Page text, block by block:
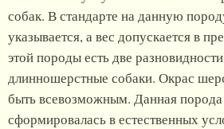
собак. В стандарте на данную
указывается, а вес допускается в
этой породы есть две
длинношерстные собаки. Окрас
быть всевозможным. Данная
сформировалась в естественных